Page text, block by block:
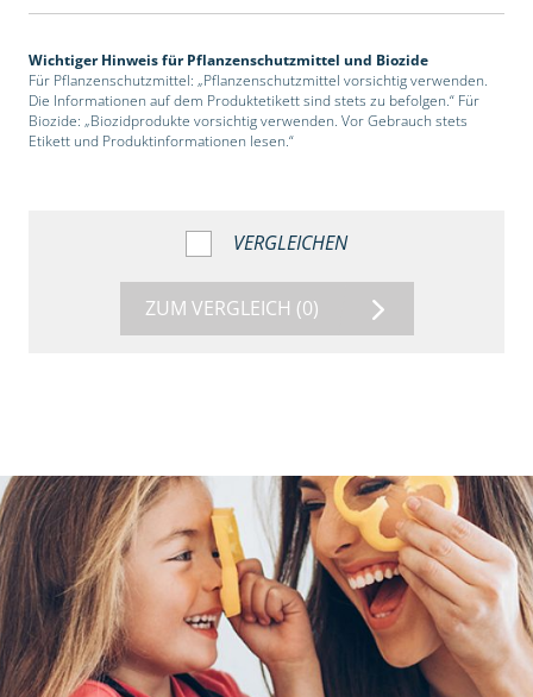
Wichtiger Hinweis für Pflanzenschutzmittel und Biozide
Für Pflanzenschutzmittel: „Pflanzenschutzmittel vorsichtig verwenden.
Die Informationen auf dem Produktetikett sind stets zu befolgen.“ Für
Biozide: „Biozidprodukte vorsichtig verwenden. Vor Gebrauch stets
Etikett und Produktinformationen lesen.“
VERGLEICHEN
ZUM VERGLEICH (0)